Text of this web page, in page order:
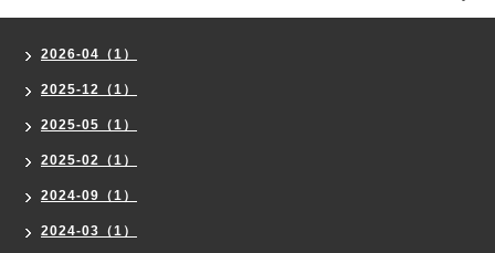
2026-04（1）
2025-12（1）
2025-05（1）
2025-02（1）
2024-09（1）
2024-03（1）